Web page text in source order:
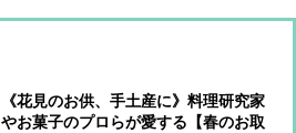
《花見のお供、手土産に》料理研究家
やお菓子のプロらが愛する【春のお取